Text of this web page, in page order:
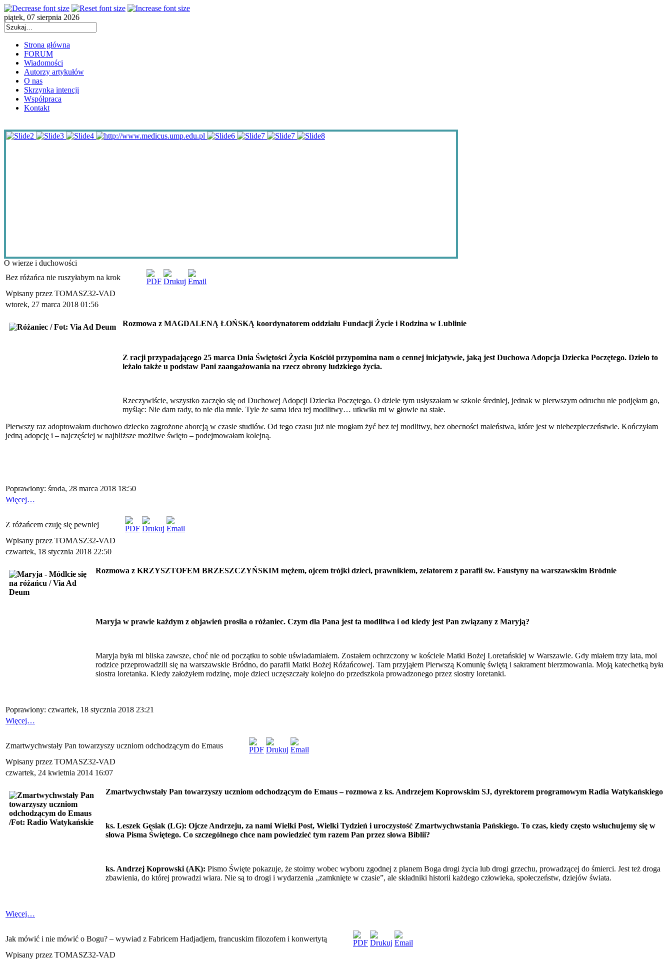
piątek, 07 sierpnia 2026
Strona główna
FORUM
Wiadomości
Autorzy artykułów
O nas
Skrzynka intencji
Współpraca
Kontakt
O wierze i duchowości
Bez różańca nie ruszyłabym na krok
Wpisany przez TOMASZ32-VAD
wtorek, 27 marca 2018 01:56
Rozmowa z MAGDALENĄ ŁOŃSKĄ koordynatorem oddziału Fundacji Życie i Rodzina w Lublinie
Z racji przypadającego 25 marca Dnia Świętości Życia Kościół przypomina nam o cennej inicjatywie, jaką jest Duchowa Adopcja Dziecka Poczętego. Dzieło to
leżało także u podstaw Pani zaangażowania na rzecz obrony ludzkiego życia.
Rzeczywiście, wszystko zaczęło się od Duchowej Adopcji Dziecka Poczętego. O dziele tym usłyszałam w szkole średniej, jednak w pierwszym odruchu nie podjęłam go,
myśląc: Nie dam rady, to nie dla mnie. Tyle że sama idea tej modlitwy… utkwiła mi w głowie na stałe.
Pierwszy raz adoptowałam duchowo dziecko zagrożone aborcją w czasie studiów. Od tego czasu już nie mogłam żyć bez tej modlitwy, bez obecności maleństwa, które jest w niebezpieczeństwie. Kończyłam
jedną adopcję i – najczęściej w najbliższe możliwe święto – podejmowałam kolejną.
Poprawiony: środa, 28 marca 2018 18:50
Więcej…
Z różańcem czuję się pewniej
Wpisany przez TOMASZ32-VAD
czwartek, 18 stycznia 2018 22:50
Rozmowa z KRZYSZTOFEM BRZESZCZYŃSKIM mężem, ojcem trójki dzieci, prawnikiem, zelatorem z parafii św. Faustyny na warszawskim Bródnie
Maryja w prawie każdym z objawień prosiła o różaniec. Czym dla Pana jest ta modlitwa i od kiedy jest Pan związany z Maryją?
Maryja była mi bliska zawsze, choć nie od początku to sobie uświadamiałem. Zostałem ochrzczony w kościele Matki Bożej Loretańskiej w Warszawie. Gdy miałem trzy lata, moi
rodzice przeprowadzili się na warszawskie Bródno, do parafii Matki Bożej Różańcowej. Tam przyjąłem Pierwszą Komunię świętą i sakrament bierzmowania. Moją katechetką była
siostra loretanka. Kiedy założyłem rodzinę, moje dzieci uczęszczały kolejno do przedszkola prowadzonego przez siostry loretanki.
Poprawiony: czwartek, 18 stycznia 2018 23:21
Więcej…
Zmartwychwstały Pan towarzyszy uczniom odchodzącym do Emaus
Wpisany przez TOMASZ32-VAD
czwartek, 24 kwietnia 2014 16:07
Zmartwychwstały Pan towarzyszy uczniom odchodzącym do Emaus – rozmowa z ks. Andrzejem Koprowskim SJ, dyrektorem programowym Radia Watykańskiego
ks. Leszek Gęsiak (LG): Ojcze Andrzeju, za nami Wielki Post, Wielki Tydzień i uroczystość Zmartwychwstania Pańskiego. To czas, kiedy często wsłuchujemy się w
słowa Pisma Świętego. Co szczególnego chce nam powiedzieć tym razem Pan przez słowa Biblii?
ks. Andrzej Koprowski (AK): Pismo Święte pokazuje, że stoimy wobec wyboru zgodnej z planem Boga drogi życia lub drogi grzechu, prowadzącej do śmierci. Jest też droga
zbawienia, do której prowadzi wiara. Nie są to drogi i wydarzenia „zamknięte w czasie”, ale składniki historii każdego człowieka, społeczeństw, dziejów świata.
Więcej…
Jak mówić i nie mówić o Bogu? – wywiad z Fabricem Hadjadjem, francuskim filozofem i konwertytą
Wpisany przez TOMASZ32-VAD